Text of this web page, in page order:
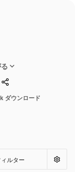
共有
ダウンロード
ルター